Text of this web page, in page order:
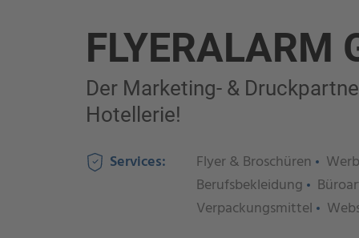
FLYERALARM
Der Marketing- &
Hotellerie!
Services: Flyer & Broschüren
Berufsbekleidung
Verpackungsmittel